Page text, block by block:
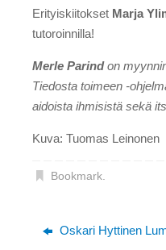
Erityiskiitokset Marja
tutoroinnilla!
Merle Parindon
Tiedosta toimeen -
aidoista ihmisistä sekä
Kuva: Tuomas Leinonen
Bookmark.
Oskari Hyttinen